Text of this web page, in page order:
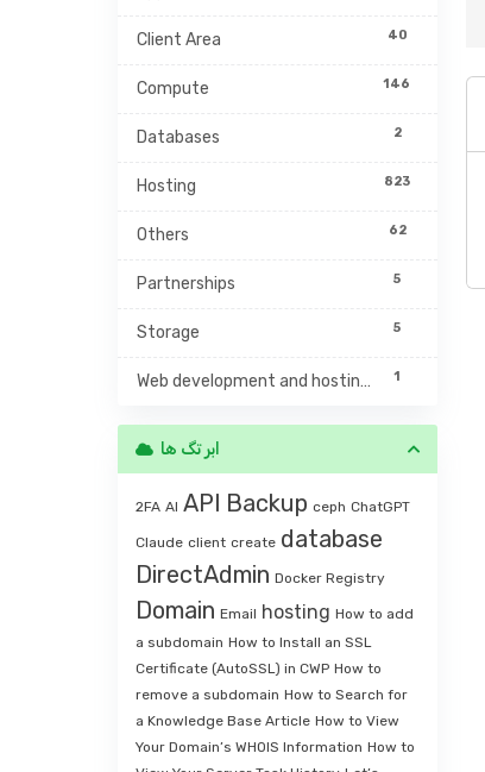
40
Client Area
146
Compute
2
Databases
823
Hosting
62
Others
5
Partnerships
5
Storage
1
Web development and hosting management
ابر تگ ها
2FA AI API Backup ceph ChatGPT
Claude client create database
DirectAdmin Docker Registry
Domain Email hosting How to add
a subdomain How to Install an SSL
Certificate (AutoSSL) in CWP How to
remove a subdomain How to Search for
a Knowledge Base Article How to View
Your Domain’s WHOIS Information How to